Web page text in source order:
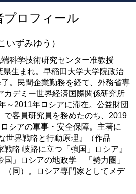
プロフィール
いずみゆう）
科学技術研究センター准教授
県生まれ。早稲田大学大学院政治
。民間企業勤務を経て、外務省専
カデミー世界経済国際関係研究所
～2011年ロシアに滞在。公益財団
で客員研究員を務めたのち、2019
シアの軍事・安全保障。主著に
世界戦略と行動原理』（作品
略 岐路に立つ「強国」ロシア』
国」ロシアの地政学 「勢力圏」
（同）。ロシア専門家としてメデ